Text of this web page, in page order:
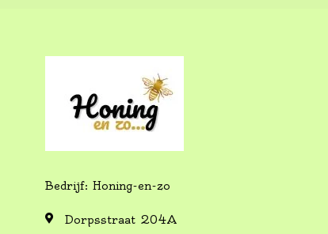
Bedrijf: Honing-en-zo
Dorpsstraat 204A